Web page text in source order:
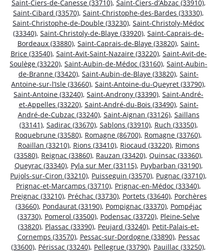
Saint-Ciers-de-Canesse (33710), Saint-Ciers-d’Abzac (33910),
Saint-Cibard (33570), Saint-Christophe-des-Bardes (33330),
Saint-Christophe-de-Double (33230), Saint-Christoly-Médoc
(33340), Saint-Christoly-de-Blaye (33920), Saint-Caprais-de-
Bordeaux (33880), Saint-Caprais-de-Blaye (33820), Saint-
Brice (33540), Saint-Avit-Saint-Nazaire (33220), Saint-Avit-de-
Soulège (33220), Saint-Aubin-de-Médoc (33160), Saint-Aubin-
de-Branne (33420), Saint-Aubin-de-Blaye (33820), Saint-
Antoine-sur-l’Isle (33660), Saint-Antoine-du-Queyret (33790),
Saint-Antoine (33240), Saint-Androny (33390), Saint-André-
et-Appelles (33220), Saint-André-du-Bois (33490), Saint-
André-de-Cubzac (33240), Saint-Aignan (33126), Saillans
(33141), Sadirac (33670), Sablons (33910), Ruch (33350),
Roquebrune (33580), Romagne (86700), Romagne (33760),
Roaillan (33210), Rions (33410), Riocaud (33220), Rimons
(33580), Reignac (33860), Rauzan (33420), Quinsac (33360),
Queyrac (33340), Pyla sur Mer (33115), Puybarban (33190),
Pujols-sur-Ciron (33210), Puisseguin (33570), Pugnac (33710),
Prignac-et-Marcamps (33710), Prignac-en-Médoc (33340),
Preignac (33210), Préchac (33730), Portets (33640), Porchères
(33660), Pondaurat (33190), Pompignac (33370), Pompéjac
(33730), Pomerol (33500), Podensac (33720), Pleine-Selve
(33820), Plassac (33390), Peujard (33240), Petit-Palais-et-
Cornemps (33570), Pessac-sur-Dordogne (33890), Pessac
(33600), Périssac (33240), Pellegrue (33790), Pauillac (33250),